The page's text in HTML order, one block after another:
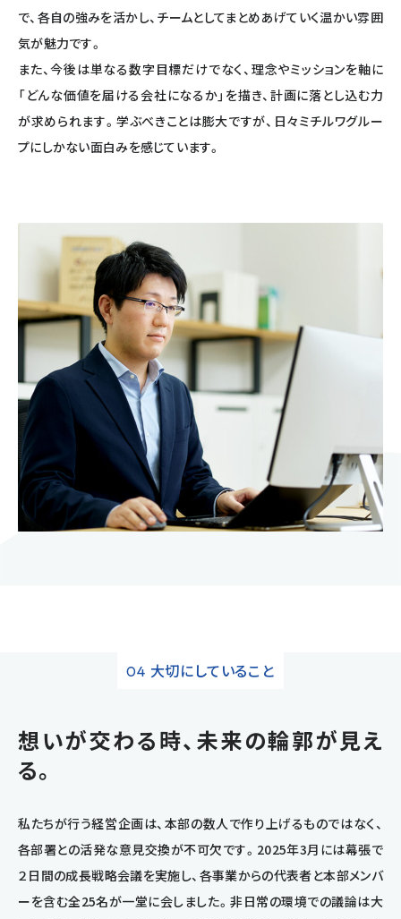
で、各自の強みを活かし、チームとしてまとめあげていく温かい雰囲
気が魅力です。
また、今後は単なる数字目標だけでなく、理念やミッションを軸に
「どんな価値を届ける会社になるか」を描き、計画に落とし込む力
が求められます。学ぶべきことは膨大ですが、日々ミチルワグルー
プにしかない面白みを感じています。
04 大切にしていること
想いが交わる時、未来の輪郭が見え
る。
私たちが行う経営企画は、本部の数人で作り上げるものではなく、
各部署との活発な意見交換が不可欠です。2025年3月には幕張で
２日間の成長戦略会議を実施し、各事業からの代表者と本部メンバ
ーを含む全25名が一堂に会しました。非日常の環境での議論は大